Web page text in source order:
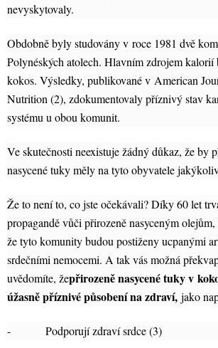
nevyskytovaly.
Obdobně byly studovány v roce 1981 dvě
Polynéských atolech. Hlavním zdrojem kalorií
kokos. Výsledky, publikované v American
Nutrition (2), zdokumentovaly příznivý stav
systému u obou komunit.
Ve skutečnosti neexistuje žádný důkaz, že by
nasycené tuky měly na tyto obyvatele
Že to není to, co jste očekávali? Díky 60 let
propagandě vůči přirozeně nasyceným
že tyto komunity budou postiženy ucpanými
srdečními nemocemi. A tak vás možná
uvědomíte, žepřirozeně nasycené tuky v
úžasně příznivé působení na zdraví, jako
- Podporují zdraví srdce (3)